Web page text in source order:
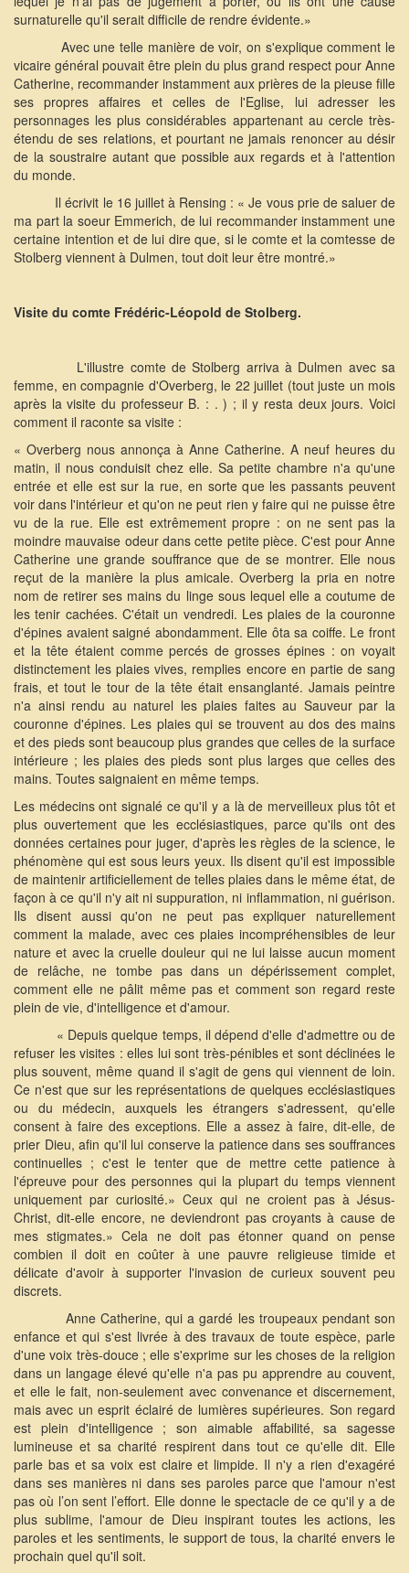
surnaturelle qu'il serait difficile de rendre évidente.»
Avec une telle manière de voir, on s'explique comment le
vicaire général pouvait être plein du plus grand respect pour Anne
Catherine, recommander instamment aux prières de la pieuse fille
ses propres affaires et celles de l'Eglise, lui adresser les
personnages les plus considérables appartenant au cercle très-
étendu de ses relations, et pourtant ne jamais renoncer au désir
de la soustraire autant que possible aux regards et à l'attention
du monde.
Il écrivit le 16 juillet à Rensing : « Je vous prie de saluer de
ma part la soeur Emmerich, de lui recommander instamment une
certaine intention et de lui dire que, si le comte et la comtesse de
Stolberg viennent à Dulmen, tout doit leur être montré.»
Visite du comte Frédéric-Léopold de Stolberg.
L'illustre comte de Stolberg arriva à Dulmen avec sa
femme, en compagnie d'Overberg, le 22 juillet (tout juste un mois
après la visite du professeur B. : . ) ; il y resta deux jours. Voici
comment il raconte sa visite :
« Overberg nous annonça à Anne Catherine. A neuf heures du
matin, il nous conduisit chez elle. Sa petite chambre n'a qu'une
entrée et elle est sur la rue, en sorte que les passants peuvent
voir dans l'intérieur et qu'on ne peut rien y faire qui ne puisse être
vu de la rue. Elle est extrêmement propre : on ne sent pas la
moindre mauvaise odeur dans cette petite pièce. C'est pour Anne
Catherine une grande souffrance que de se montrer. Elle nous
reçut de la manière la plus amicale. Overberg la pria en notre
nom de retirer ses mains du linge sous lequel elle a coutume de
les tenir cachées. C'était un vendredi. Les plaies de la couronne
d'épines avaient saigné abondamment. Elle ôta sa coiffe. Le front
et la tête étaient comme percés de grosses épines : on voyait
distinctement les plaies vives, remplies encore en partie de sang
frais, et tout le tour de la tête était ensanglanté. Jamais peintre
n'a ainsi rendu au naturel les plaies faites au Sauveur par la
couronne d'épines. Les plaies qui se trouvent au dos des mains
et des pieds sont beaucoup plus grandes que celles de la surface
intérieure ; les plaies des pieds sont plus larges que celles des
mains. Toutes saignaient en même temps.
Les médecins ont signalé ce qu'il y a là de merveilleux plus tôt et
plus ouvertement que les ecclésiastiques, parce qu'ils ont des
données certaines pour juger, d'après les règles de la science, le
phénomène qui est sous leurs yeux. Ils disent qu'il est impossible
de maintenir artificiellement de telles plaies dans le même état, de
façon à ce qu'il n'y ait ni suppuration, ni inflammation, ni guérison.
Ils disent aussi qu'on ne peut pas expliquer naturellement
comment la malade, avec ces plaies incompréhensibles de leur
nature et avec la cruelle douleur qui ne lui laisse aucun moment
de relâche, ne tombe pas dans un dépérissement complet,
comment elle ne pâlit même pas et comment son regard reste
plein de vie, d'intelligence et d'amour.
« Depuis quelque temps, il dépend d'elle d'admettre ou de
refuser les visites : elles lui sont très-pénibles et sont déclinées le
plus souvent, même quand il s'agit de gens qui viennent de loin.
Ce n'est que sur les représentations de quelques ecclésiastiques
ou du médecin, auxquels les étrangers s'adressent, qu'elle
consent à faire des exceptions. Elle a assez à faire, dit-elle, de
prier Dieu, afin qu'il lui conserve la patience dans ses souffrances
continuelles ; c'est le tenter que de mettre cette patience à
l'épreuve pour des personnes qui la plupart du temps viennent
uniquement par curiosité.» Ceux qui ne croient pas à Jésus-
Christ, dit-elle encore, ne deviendront pas croyants à cause de
mes stigmates.» Cela ne doit pas étonner quand on pense
combien il doit en coûter à une pauvre religieuse timide et
délicate d'avoir à supporter l'invasion de curieux souvent peu
discrets.
Anne Catherine, qui a gardé les troupeaux pendant son
enfance et qui s'est livrée à des travaux de toute espèce, parle
d'une voix très-douce ; elle s'exprime sur les choses de la religion
dans un langage élevé qu'elle n'a pas pu apprendre au couvent,
et elle le fait, non-seulement avec convenance et discernement,
mais avec un esprit éclairé de lumières supérieures. Son regard
est plein d'intelligence ; son aimable affabilité, sa sagesse
lumineuse et sa charité respirent dans tout ce qu'elle dit. Elle
parle bas et sa voix est claire et limpide. Il n'y a rien d'exagéré
dans ses manières ni dans ses paroles parce que l'amour n'est
pas où l’on sent l’effort. Elle donne le spectacle de ce qu'il y a de
plus sublime, l'amour de Dieu inspirant toutes les actions, les
paroles et les sentiments, le support de tous, la charité envers le
prochain quel qu'il soit.